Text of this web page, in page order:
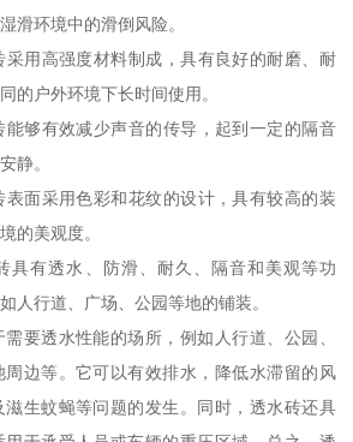
滑环境中的滑倒风险。
采用高强度材料制成，具有良好的耐磨、耐
的户外环境下长时间使用。
能够有效减少声音的传导，起到一定的隔音
静。
面采用色彩和花纹的设计，具有较高的装
的美观度。
具有透水、防滑、耐久、隔音和美观等功
人行道、广场、公园等地的铺装。
要透水性能的场所，例如人行道、公园、
周边等。它可以有效排水，降低水滞留的风
生蚊蝇等问题的发生。同时，透水砖还具